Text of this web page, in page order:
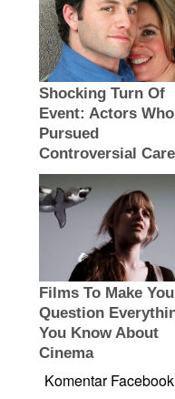
Komentar Facebook